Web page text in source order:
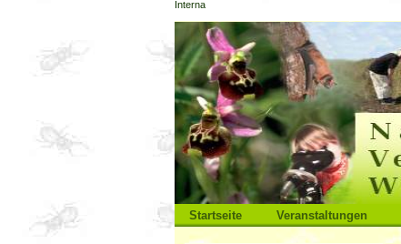
Direkt
zum
Inhalt
|
Direkt
zur
Navigation
Sektionen
Startseite Veranstaltungen
Interna